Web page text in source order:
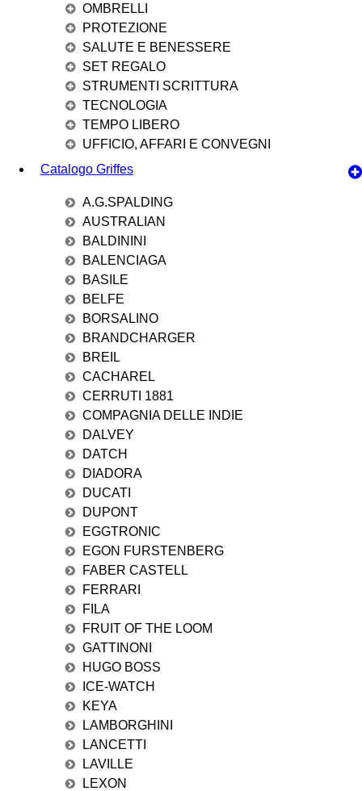
OMBRELLI
PROTEZIONE
SALUTE E BENESSERE
SET REGALO
STRUMENTI SCRITTURA
TECNOLOGIA
TEMPO LIBERO
UFFICIO, AFFARI E CONVEGNI
Catalogo Griffes
A.G.SPALDING
AUSTRALIAN
BALDININI
BALENCIAGA
BASILE
BELFE
BORSALINO
BRANDCHARGER
BREIL
CACHAREL
CERRUTI 1881
COMPAGNIA DELLE INDIE
DALVEY
DATCH
DIADORA
DUCATI
DUPONT
EGGTRONIC
EGON FURSTENBERG
FABER CASTELL
FERRARI
FILA
FRUIT OF THE LOOM
GATTINONI
HUGO BOSS
ICE-WATCH
KEYA
LAMBORGHINI
LANCETTI
LAVILLE
LEXON